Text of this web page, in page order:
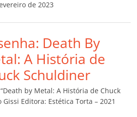
at
s
A
p
p
k
e
dI
n
o
gl
e
Cl
a
ss
ro
y
Li
n
k
p
ar
til
h
ar
de 2023
Death By
A História de
Schuldiner
by Metal: A História de Chuck
Editora: Estética Torta – 2021